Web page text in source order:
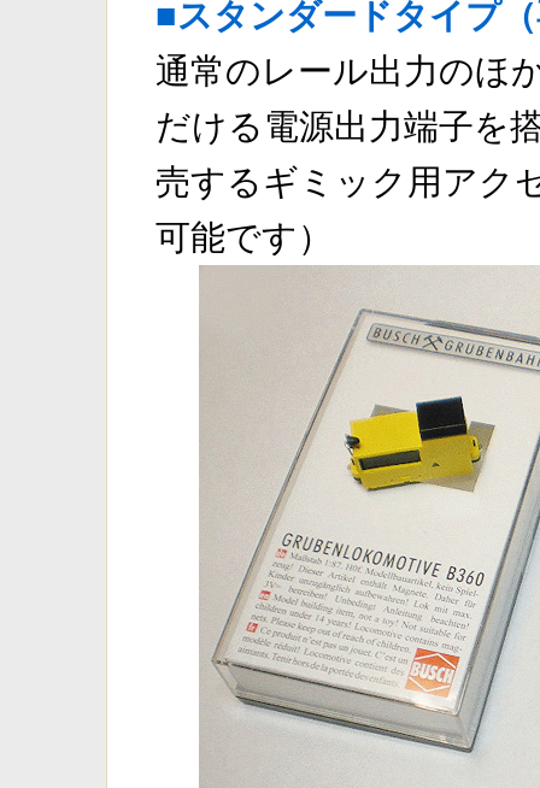
■スタンダードタイプ
通常のレール出力のほ
だける電源出力端子を
売するギミック用アク
可能です）